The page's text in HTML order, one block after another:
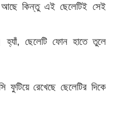
আছে কিন্তু এই ছেলেটিই সেই
হ্যাঁ, ছেলেটি ফোন হাতে তুলে
ফুটিয়ে রেখেছে ছেলেটির দিকে